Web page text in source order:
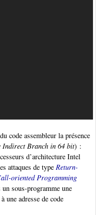
code assembleur la présence
Indirect Branch in 64 bit) :
d’architecture Intel
attaques de type Return-
oriented Programming
sous-programme une
une adresse de code